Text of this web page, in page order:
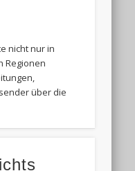
nicht nur in
Regionen
über die